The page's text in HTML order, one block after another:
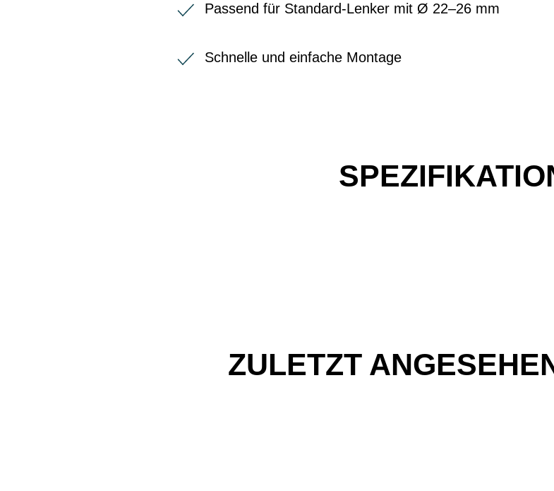
Passend für Standard-Lenker mit Ø 22–26 mm
Schnelle und einfache Montage
ZULETZT